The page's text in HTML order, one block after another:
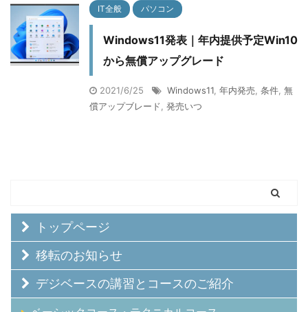
IT全般 パソコン
Windows11発表｜年内提供予定Win10
から無償アップグレード
2021/6/25 Windows11 年内発売 条件 無
償アップブレード 発売いつ
トップページ
移転のお知らせ
デジベースの講習とコースのご紹介